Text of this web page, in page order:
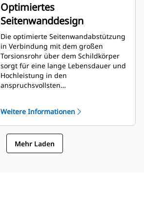
Optimiertes
Seitenwanddesign
Die optimierte Seitenwandabstützung
in Verbindung mit dem großen
Torsionsrohr über dem Schildkörper
sorgt für eine lange Lebensdauer und
Hochleistung in den
anspruchsvollsten
konstruiert, dass sie die Anhaftung
von Schnee auf dem Schildkörper
minimiert und darüber hinaus eine
hervorragende Unterstützung für die
äußeren Schubbereiche bietet.
Weitere Informationen
Mehr Laden